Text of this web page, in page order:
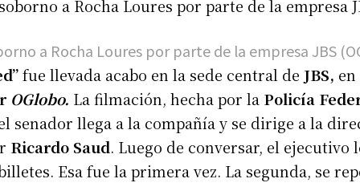
a Rocha Loures por parte de la empresa JBS
fue llevada acabo en la sede central de JBS, en
OGlobo. La filmación, hecha por la Policía
senador llega a la compañía y se dirige a la
Ricardo Saud. Luego de conversar, el ejecutivo
Esa fue la primera vez. La segunda, se